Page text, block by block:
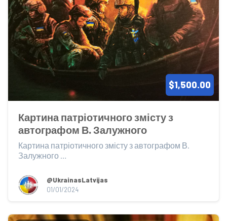
$1,500.00
Картина патріотичного змісту з
автографом В. Залужного
Картина патріотичного змісту з автографом В.
Залужного
@UkrainasLatvijas
01/01/2024